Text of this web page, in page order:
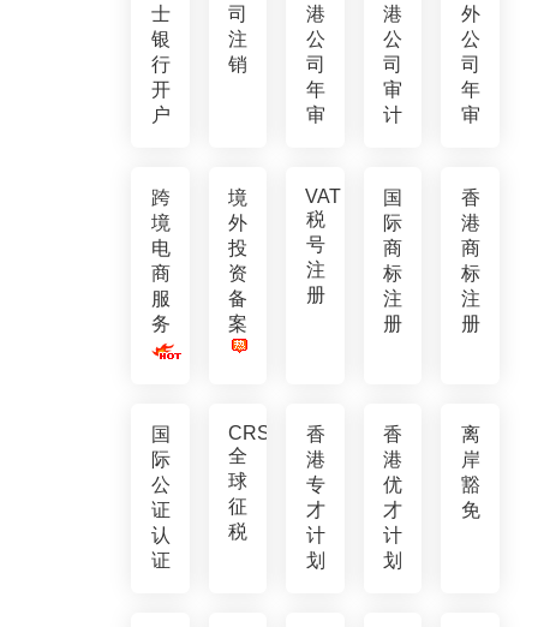
士
银
行
开
户
司
注
销
港
公
司
年
审
港
公
司
审
计
外
公
司
年
审
跨
境
电
商
服
务
境
外
投
资
备
案
VAT
税
号
注
册
国
际
商
标
注
册
香
港
商
标
注
册
国
际
公
证
认
证
CRS
全
球
征
税
香
港
专
才
计
划
香
港
优
才
计
划
离
岸
豁
免